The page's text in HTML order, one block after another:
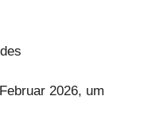
2026, um